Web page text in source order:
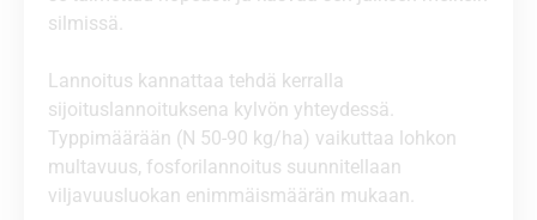
silmissä.
Lannoitus kannattaa tehdä kerralla
sijoituslannoituksena kylvön yhteydessä.
Typpimäärään (N 50-90 kg/ha) vaikuttaa lohkon
multavuus, fosforilannoitus suunnitellaan
viljavuusluokan enimmäismäärän mukaan.